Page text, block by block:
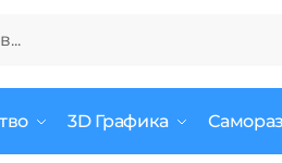
3D Графика